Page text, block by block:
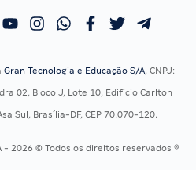
Calendário OAB
Gran Tecnologia e Educação S/A, CNPJ:
02, Bloco J, Lote 10, Edifício Carlton
Sul, Brasília-DF, CEP 70.070-120.
- 2026 © Todos os direitos reservados ®